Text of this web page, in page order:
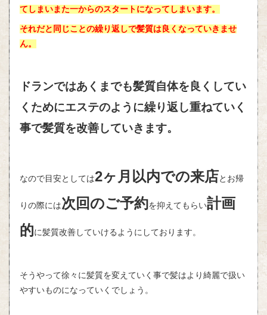
てしまいまた一からのスタートになってしまいます。
それだと同じことの繰り返しで髪質は良くなっていきませ
ん。
ドランではあくまでも髪質自体を良くしてい
くためにエステのように繰り返し重ねていく
事で髪質を改善していきます。
なので目安としては2ヶ月以内での来店とお帰
りの際には次回のご予約を抑えてもらい計画
的に髪質改善していけるようにしております。
そうやって徐々に髪質を変えていく事で髪はより綺麗で扱い
やすいものになっていくでしょう。